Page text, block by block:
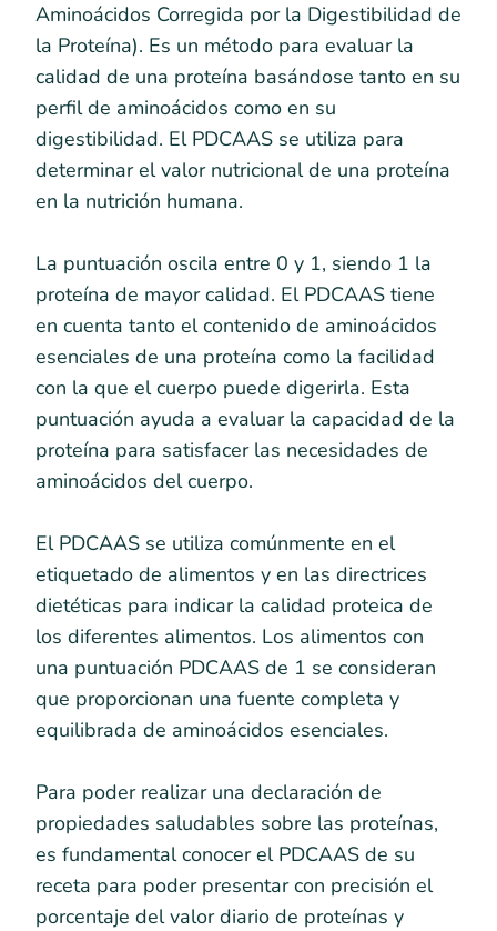
Aminoácidos Corregida por la Digestibilidad de
la Proteína). Es un método para evaluar la
calidad de una proteína basándose tanto en su
perfil de aminoácidos como en su
digestibilidad. El PDCAAS se utiliza para
determinar el valor nutricional de una proteína
en la nutrición humana.
La puntuación oscila entre 0 y 1, siendo 1 la
proteína de mayor calidad. El PDCAAS tiene
en cuenta tanto el contenido de aminoácidos
esenciales de una proteína como la facilidad
con la que el cuerpo puede digerirla. Esta
puntuación ayuda a evaluar la capacidad de la
proteína para satisfacer las necesidades de
aminoácidos del cuerpo.
El PDCAAS se utiliza comúnmente en el
etiquetado de alimentos y en las directrices
dietéticas para indicar la calidad proteica de
los diferentes alimentos. Los alimentos con
una puntuación PDCAAS de 1 se consideran
que proporcionan una fuente completa y
equilibrada de aminoácidos esenciales.
Para poder realizar una declaración de
propiedades saludables sobre las proteínas,
es fundamental conocer el PDCAAS de su
receta para poder presentar con precisión el
porcentaje del valor diario de proteínas y
Política de privacidad